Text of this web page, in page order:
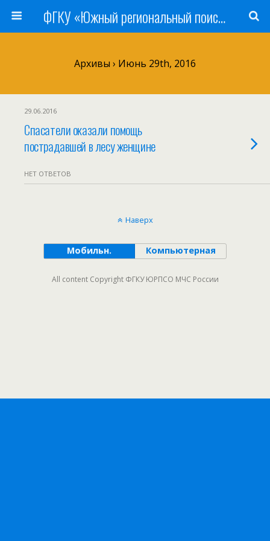
ФГКУ «Южный региональный поисково-спасательный отряд» МЧС России
Архивы › Июнь 29th, 2016
29.06.2016
Спасатели оказали помощь
пострадавшей в лесу женщине
НЕТ ОТВЕТОВ
Наверх
Мобильн. Компьютерная
All content Copyright ФГКУ ЮРПСО МЧС России